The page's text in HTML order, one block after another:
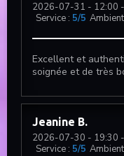
2026-07-31 - 12:00
Service : 5/5
Excellent et
soignée et de très
Jeanine B
2026-07-30 - 19:30
Service : 5/5